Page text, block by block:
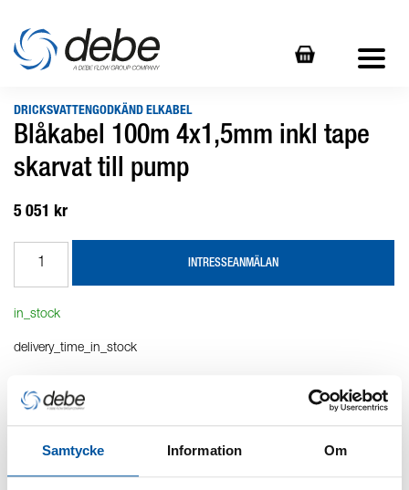
Samtycke Information Om
DRICKSVATTENGODKÄND ELKABEL
Blåkabel 100m 4x1,5mm inkl tape
skarvat till pump
5 051 kr
INTRESSEANMÄLAN
in_stock
delivery_time_in_stock
Produktbeskrivning